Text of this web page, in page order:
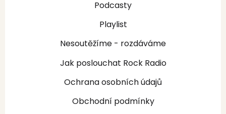
Podcasty
Playlist
Nesoutěžíme - rozdáváme
Jak poslouchat Rock Radio
Ochrana osobních údajů
Obchodní podmínky